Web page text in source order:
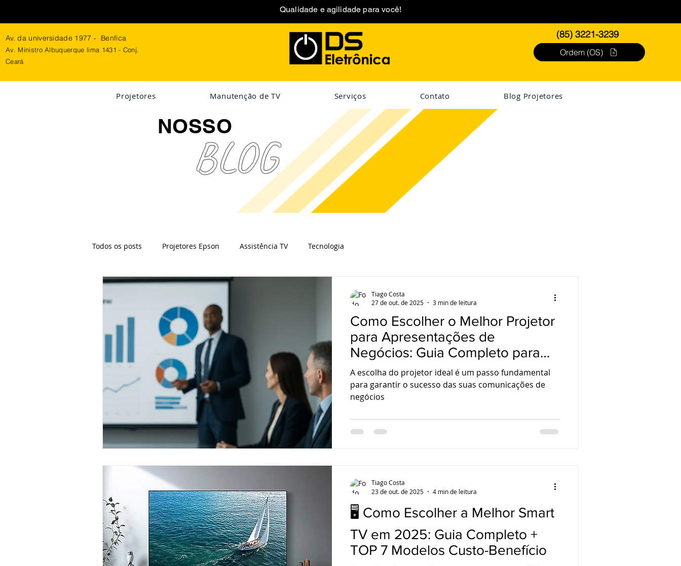
Av. da universidade 1977 - Benfica
Av. Ministro Albuquerque lima 1431 - Conj.
Ceará
(85) 3221-3239
Ordem (OS)
Qualidade e agilidade para você!
Projetores Manutenção de TV Serviços Contato Blog Projetores
NOSSO
BLOG
Todos os posts Projetores Epson Assistência TV Tecnologia
Como Escolher o Melhor Projetor
para Apresentações de
Negócios: Guia Completo para
Salas de Reunião. Conserto de
Projetor Fortaleza
A escolha do projetor ideal é um passo fundamental
para garantir o sucesso das suas comunicações de
negócios
Tiago Costa
27 de out. de 2025
3 min de leitura
🖥️ Como Escolher a Melhor Smart
TV em 2025: Guia Completo +
TOP 7 Modelos Custo-Benefício
Tiago Costa
23 de out. de 2025
4 min de leitura